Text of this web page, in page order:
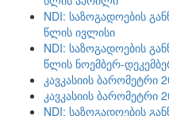
NDI: საზოგადოების
წლის ივლისი
NDI: საზოგადოების
წლის ნოემბერ-
კავკასიის ბარომეტრი
კავკასიის ბარომეტრი
NDI: საზოგადოების